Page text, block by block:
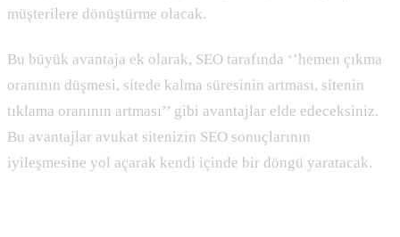
müşterilere dönüştürme olacak.
Bu büyük avantaja ek olarak, SEO tarafında ‘’hemen çıkma
oranının düşmesi, sitede kalma süresinin artması, sitenin
tıklama oranının artması’’ gibi avantajlar elde edeceksiniz.
Bu avantajlar avukat sitenizin SEO sonuçlarının
iyileşmesine yol açarak kendi içinde bir döngü yaratacak.